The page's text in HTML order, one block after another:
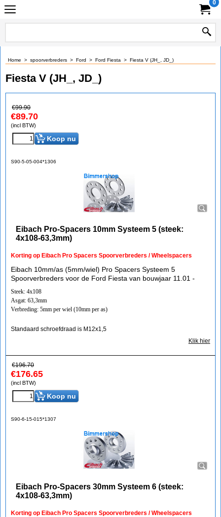
0
Home > spoorverbreders > Ford > Ford Fiesta > Fiesta V (JH_, JD_)
Fiesta V (JH_, JD_)
€99.90
€89.70
(incl BTW)
Koop nu
S90-5-05-004*1306
Eibach Pro-Spacers 10mm Systeem 5 (steek:
4x108-63,3mm)
Korting op Eibach Pro Spacers Spoorverbreders / Wheelspacers
Eibach 10mm/as (5mm/wiel) Pro Spacers Systeem 5
Spoorverbreders voor de Ford Fiesta van bouwjaar 11.01 -
Steek: 4x108
Asgat: 63,3mm
Verbreding: 5mm per wiel (10mm per as)
Standaard schroefdraad is M12x1,5
Klik hier
€196.70
€176.65
(incl BTW)
Koop nu
S90-6-15-015*1307
Eibach Pro-Spacers 30mm Systeem 6 (steek:
4x108-63,3mm)
Korting op Eibach Pro Spacers Spoorverbreders / Wheelspacers